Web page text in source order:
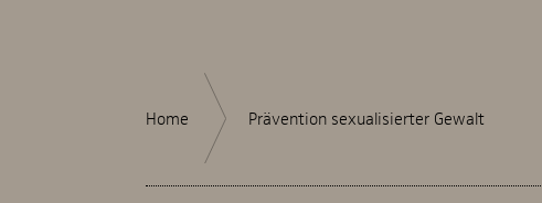
Home Prävention sexualisierter Gewalt